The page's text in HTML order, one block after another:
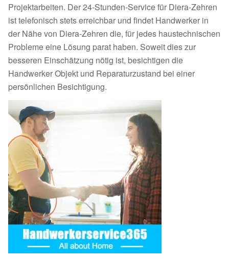
Projektarbeiten. Der 24-Stunden-Service für Diera-Zehren
ist telefonisch stets erreichbar und findet Handwerker in
der Nähe von Diera-Zehren die, für jedes haustechnischen
Probleme eine Lösung parat haben. Soweit dies zur
besseren Einschätzung nötig ist, besichtigen die
Handwerker Objekt und Reparaturzustand bei einer
persönlichen Besichtigung.